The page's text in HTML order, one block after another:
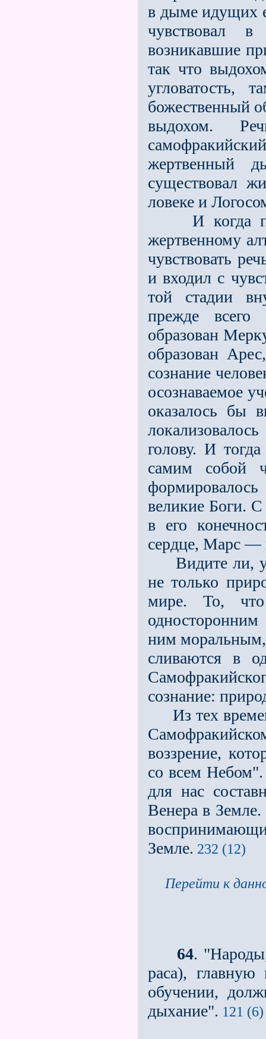
в дыме идущих
чувствовал
возникавшие
так что
угловатость,
божественный
выдохом.
жертвенный
существовал
ловеке и
И когда
жертвенному
чувствовать
и входил с
той стадии
прежде всего
образован
образован
сознание
осознаваемое
оказалось бы
голову. И
самим собой
великие Боги. С
в его
сердце, Марс —
Видите ли,
не только
мире. То,
ним
сливаются в
сознание:
Из тех
воззрение,
со всем
для нас
Венера в
Земле. 232 (12)
Перейти к
64.
раса),
обучении,
дыхание". 121 (6)